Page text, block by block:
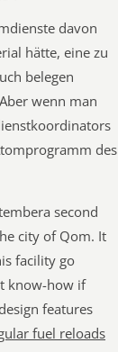
davon
hätte, eine zu
belegen
wenn man
des
second
city of Qom. It
facility go
know-how if
features
fuel reloads